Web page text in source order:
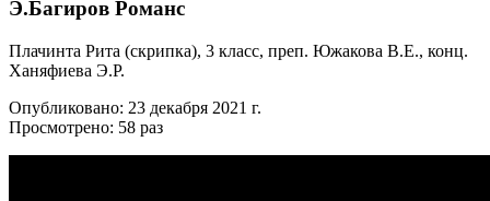
Э.Багиров Романс
Плачинта Рита (скрипка), 3 класс, преп. Южакова В.Е., конц.
Ханяфиева Э.Р.
Опубликовано: 23 декабря 2021 г.
Просмотрено: 58 раз